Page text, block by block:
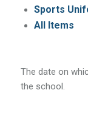
Sports
All Items
The date on
the school.